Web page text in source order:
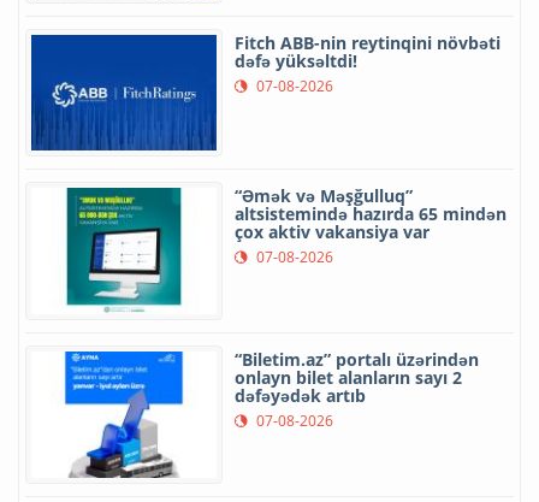
Fitch ABB-nin reytinqini növbəti
dəfə yüksəltdi!
07-08-2026
“Əmək və Məşğulluq”
altsistemində hazırda 65 mindən
çox aktiv vakansiya var
07-08-2026
“Biletim.az” portalı üzərindən
onlayn bilet alanların sayı 2
dəfəyədək artıb
07-08-2026